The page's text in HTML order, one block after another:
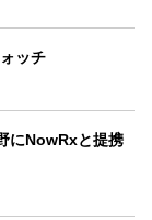
ッチ
にNowRxと提携